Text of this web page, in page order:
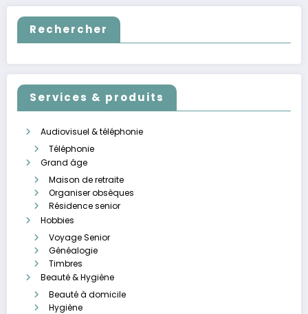
Rechercher
Services & produits
Audiovisuel & téléphonie
Téléphonie
Grand âge
Maison de retraite
Organiser obsèques
Résidence senior
Hobbies
Voyage Senior
Généalogie
Timbres
Beauté & Hygiène
Beauté à domicile
Hygiène